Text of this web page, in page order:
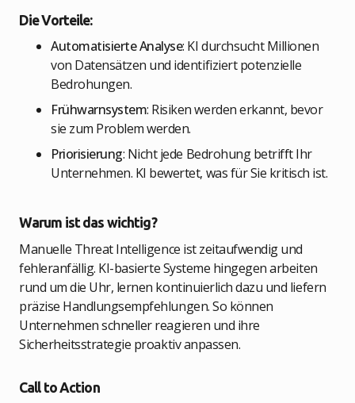
Die Vorteile:
Automatisierte Analyse: KI durchsucht Millionen
von Datensätzen und identifiziert potenzielle
Bedrohungen.
Frühwarnsystem: Risiken werden erkannt, bevor
sie zum Problem werden.
Priorisierung: Nicht jede Bedrohung betrifft Ihr
Unternehmen. KI bewertet, was für Sie kritisch ist.
Warum ist das wichtig?
Manuelle Threat Intelligence ist zeitaufwendig und
fehleranfällig. KI-basierte Systeme hingegen arbeiten
rund um die Uhr, lernen kontinuierlich dazu und liefern
präzise Handlungsempfehlungen. So können
Unternehmen schneller reagieren und ihre
Sicherheitsstrategie proaktiv anpassen.
Call to Action